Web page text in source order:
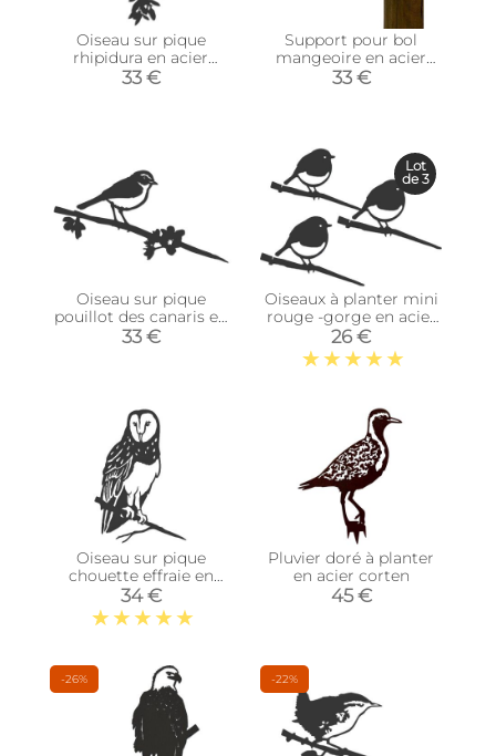
Oiseau sur pique
rhipidura en acier
corten
33 €
Support pour bol
mangeoire en acier
corten Bird
33 €
Oiseau sur pique
pouillot des canaris en
acier corten
33 €
Oiseaux à planter mini
rouge -gorge en acier
corten (Lot de 3)
26 €
Lot
de 3
Oiseau sur pique
chouette effraie en
acier corten
34 €
Pluvier doré à planter
en acier corten
45 €
-26% -22%